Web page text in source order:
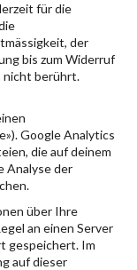
für die
der
bis zum Widerruf
nicht berührt.
Google Analytics
die auf deinem
Analyse der
über Ihre
an einen Server
gespeichert. Im
auf dieser